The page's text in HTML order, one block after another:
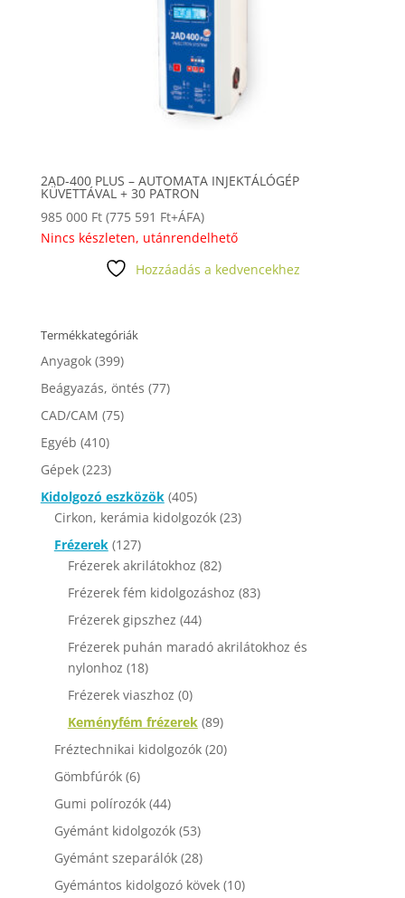
2AD-400 PLUS – AUTOMATA INJEKTÁLÓGÉP
KÜVETTÁVAL + 30 PATRON
985 000 Ft (775 591 Ft+ÁFA)
Nincs készleten, utánrendelhető
Hozzáadás a kedvencekhez
Termékkategóriák
Anyagok (399)
Beágyazás, öntés (77)
CAD/CAM (75)
Egyéb (410)
Gépek (223)
Kidolgozó eszközök (405)
Cirkon, kerámia kidolgozók (23)
Frézerek (127)
Frézerek akrilátokhoz (82)
Frézerek fém kidolgozáshoz (83)
Frézerek gipszhez (44)
Frézerek puhán maradó akrilátokhoz és
nylonhoz (18)
Frézerek viaszhoz (0)
Keményfém frézerek (89)
Fréztechnikai kidolgozók (20)
Gömbfúrók (6)
Gumi polírozók (44)
Gyémánt kidolgozók (53)
Gyémánt szeparálók (28)
Gyémántos kidolgozó kövek (10)